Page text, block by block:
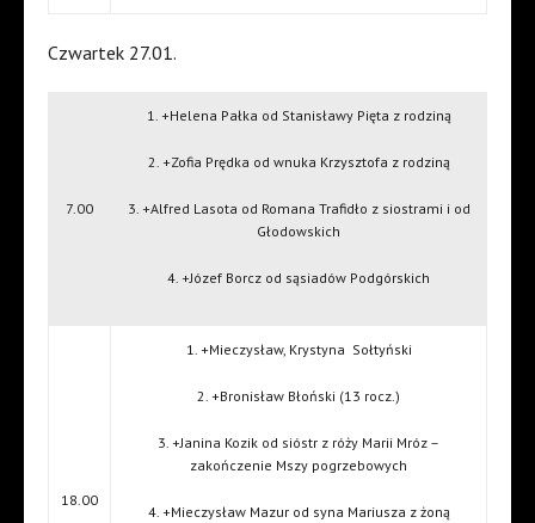
Czwartek 27.01.
7.00
1. +Helena Pałka od Stanisławy Pięta z rodziną
2. +Zofia Prędka od wnuka Krzysztofa z rodziną
3. +Alfred Lasota od Romana Trafidło z siostrami i od
Głodowskich
4. +Józef Borcz od sąsiadów Podgórskich
18.00
1. +Mieczysław, Krystyna Sołtyński
2. +Bronisław Błoński (13 rocz.)
3. +Janina Kozik od sióstr z róży Marii Mróz –
zakończenie Mszy pogrzebowych
4. +Mieczysław Mazur od syna Mariusza z żoną